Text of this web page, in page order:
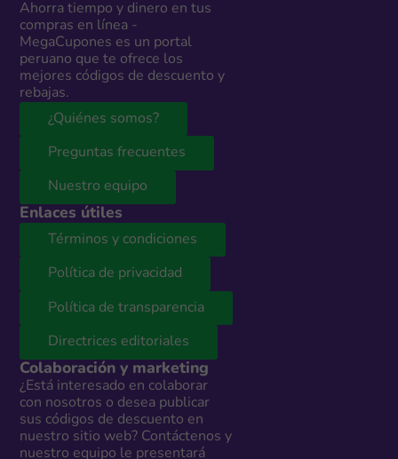
Ahorra tiempo y dinero en tus
compras en línea -
MegaCupones es un portal
peruano que te ofrece los
mejores códigos de descuento y
rebajas.
¿Quiénes somos?
Preguntas frecuentes
Nuestro equipo
Enlaces útiles
Términos y condiciones
Política de privacidad
Política de transparencia
Directrices editoriales
Colaboración y marketing
¿Está interesado en colaborar
con nosotros o desea publicar
sus códigos de descuento en
nuestro sitio web? Contáctenos y
nuestro equipo le presentará